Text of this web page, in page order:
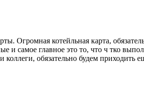
Огромная котейльная карта,
и самое главное это то, что ч тко
обязательно будем приходить